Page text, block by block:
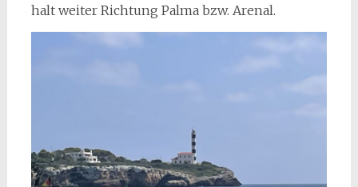
halt weiter Richtung Palma bzw. Arenal.